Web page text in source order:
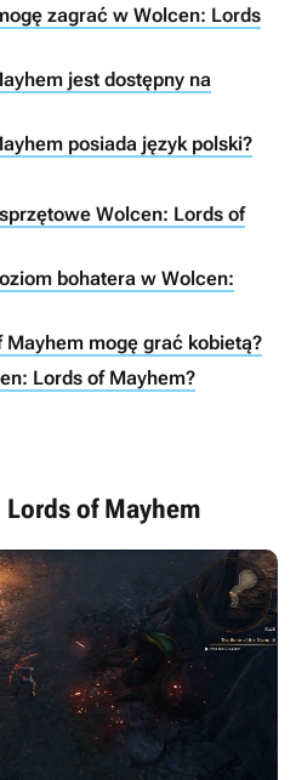
zagrać w Wolcen: Lords
jest dostępny na
posiada język polski?
Wolcen: Lords of
bohatera w Wolcen:
mogę grać kobietą?
Lords of Mayhem?
of Mayhem